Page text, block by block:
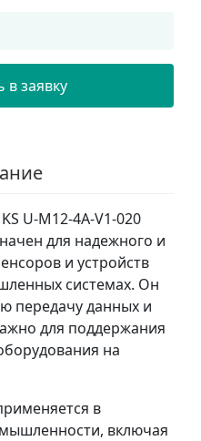
в заявку
U-M12-4A-V1-020
для надежного и
и устройств
системах. Он
передачу данных и
для поддержания
на
в
включая